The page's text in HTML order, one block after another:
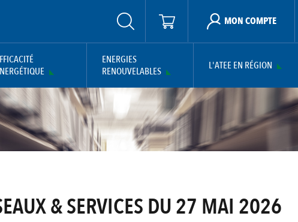
MON COMPTE
ENERGIES
RENOUVELABLES
L'ATEE EN RÉGION
& SERVICES DU 27 MAI 2026